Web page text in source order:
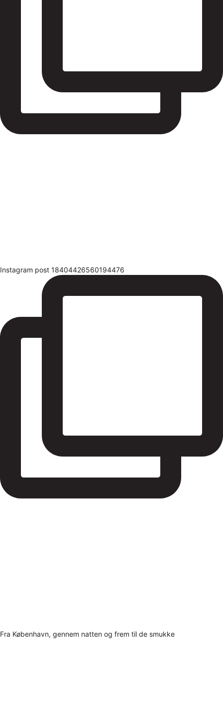
Instagram post 18404426560194476
Fra København, gennem natten og frem til de smukke